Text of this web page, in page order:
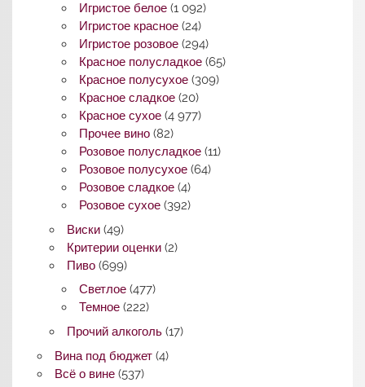
Игристое белое (1 092)
Игристое красное (24)
Игристое розовое (294)
Красное полусладкое (65)
Красное полусухое (309)
Красное сладкое (20)
Красное сухое (4 977)
Прочее вино (82)
Розовое полусладкое (11)
Розовое полусухое (64)
Розовое сладкое (4)
Розовое сухое (392)
Виски(49)
Критерии оценки(2)
Пиво(699)
Светлое (477)
Темное (222)
Прочий алкоголь(17)
Вина под бюджет(4)
Всё о вине(537)